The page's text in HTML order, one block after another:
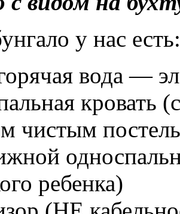
у нас есть:
вода —
кровать
чистым
ребенка)